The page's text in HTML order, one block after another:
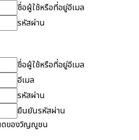
ชื่อผู้ใช้หรือที่อยู่อีเมล
รหัสผ่าน
ชื่อผู้ใช้หรือที่อยู่อีเมล
อีเมล
รหัสผ่าน
ยืนยันรหัสผ่าน
ดของวิญญูชน